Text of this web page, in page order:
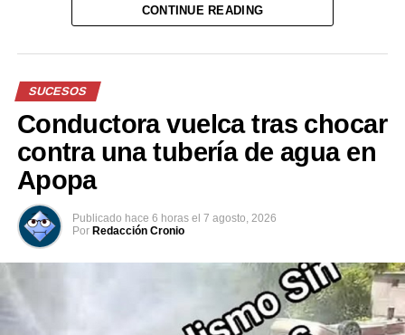
Hasta el momento, el texto no proporciona información
sobre el estado de salud del hombre ni sobre las
circunstancias posteriores al accidente.
Reproductor
de
vídeo
00:32
Comparte esto:
CONTINUE READING
SUCESOS
Conductora vuelca tras chocar
contra una tubería de agua en
Apopa
Publicado hace 6 horas el 7 agosto, 2026
Por Redacción Cronio